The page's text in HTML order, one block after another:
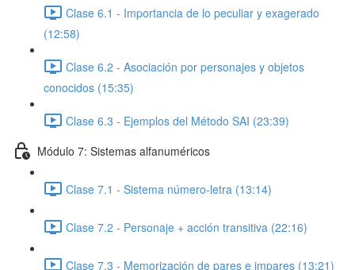
Clase 6.1 - Importancia de lo peculiar y exagerado
(12:58)
Clase 6.2 - Asociación por personajes y objetos
conocidos (15:35)
Clase 6.3 - Ejemplos del Método SAI (23:39)
Módulo 7: Sistemas alfanuméricos
Clase 7.1 - Sistema número-letra (13:14)
Clase 7.2 - Personaje + acción transitiva (22:16)
Clase 7.3 - Memorización de pares e impares (13:21)